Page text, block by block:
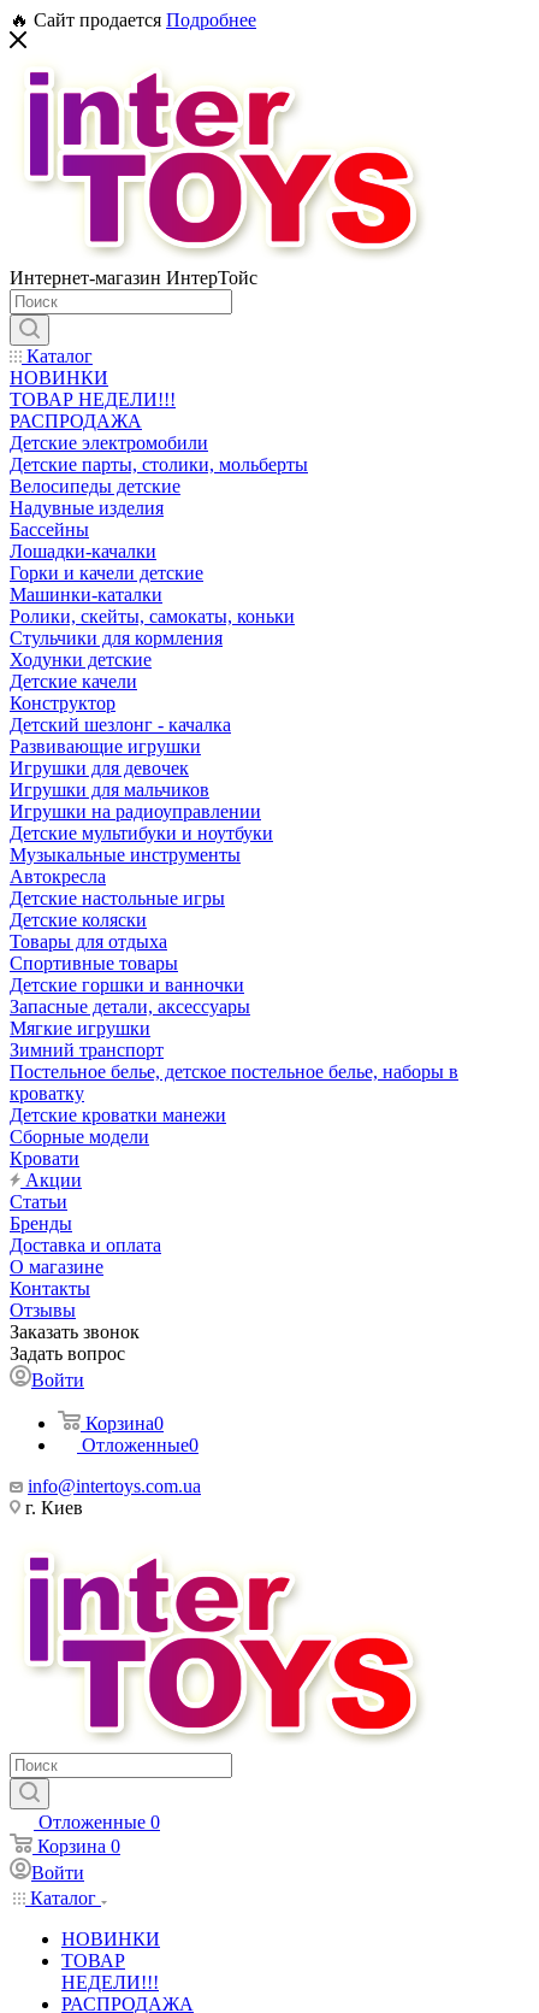
🔥 Сайт продается Подробнее
Интернет-магазин ИнтерТойс
Каталог
НОВИНКИ
ТОВАР НЕДЕЛИ!!!
РАСПРОДАЖА
Детские электромобили
Детские парты, столики, мольберты
Велосипеды детские
Надувные изделия
Бассейны
Лошадки-качалки
Горки и качели детские
Машинки-каталки
Ролики, скейты, самокаты, коньки
Стульчики для кормления
Ходунки детские
Детские качели
Конструктор
Детский шезлонг - качалка
Развивающие игрушки
Игрушки для девочек
Игрушки для мальчиков
Игрушки на радиоуправлении
Детские мультибуки и ноутбуки
Музыкальные инструменты
Автокресла
Детские настольные игры
Детские коляски
Товары для отдыха
Спортивные товары
Детские горшки и ванночки
Запасные детали, аксессуары
Мягкие игрушки
Зимний транспорт
Постельное белье, детское постельное белье, наборы в
кроватку
Детские кроватки манежи
Сборные модели
Кровати
Акции
Статьи
Бренды
Доставка и оплата
О магазине
Контакты
Отзывы
Заказать звонок
Задать вопрос
Войти
Корзина0
Отложенные0
info@intertoys.com.ua
г. Киев
Отложенные 0
Корзина 0
Войти
Каталог
НОВИНКИ
ТОВАР
НЕДЕЛИ!!!
РАСПРОДАЖА